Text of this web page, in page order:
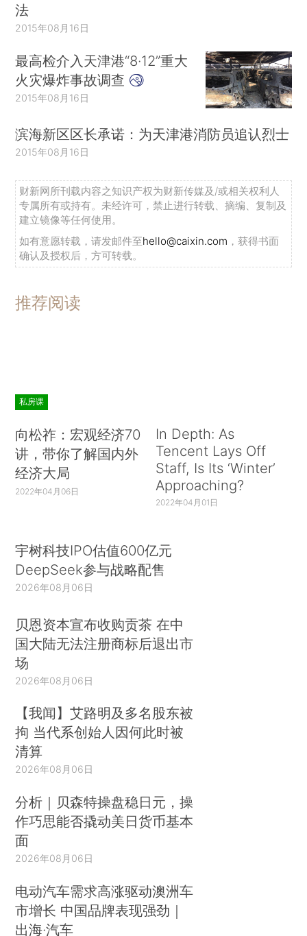
法
2015年08月16日
最高检介入天津港“8·12”重大
火灾爆炸事故调查
2015年08月16日
滨海新区区长承诺：为天津港消防员追认烈士
2015年08月16日
财新网所刊载内容之知识产权为财新传媒及/或相关权利人
专属所有或持有。未经许可，禁止进行转载、摘编、复制及
建立镜像等任何使用。
如有意愿转载，请发邮件至hello@caixin.com ，获得书面
确认及授权后，方可转载。
推荐阅读
私房课
向松祚：宏观经济70
讲，带你了解国内外
经济大局
2022年04月06日
In Depth: As
Tencent Lays Off
Staff, Is Its ‘Winter’
Approaching?
2022年04月01日
宇树科技IPO估值600亿元
DeepSeek参与战略配售
2026年08月06日
贝恩资本宣布收购贡茶 在中
国大陆无法注册商标后退出市
场
2026年08月06日
【我闻】艾路明及多名股东被
拘 当代系创始人因何此时被
清算
2026年08月06日
分析｜贝森特操盘稳日元，操
作巧思能否撬动美日货币基本
面
2026年08月06日
电动汽车需求高涨驱动澳洲车
市增长 中国品牌表现强劲｜
出海·汽车